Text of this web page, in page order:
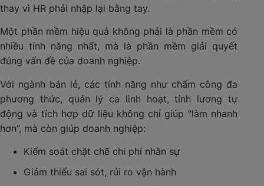
thay vì HR phải nhập lại bằng tay.
Một phần mềm hiệu quả không phải là phần mềm có
nhiều tính năng nhất, mà là phần mềm giải quyết
đúng vấn đề của doanh nghiệp.
Với ngành bán lẻ, các tính năng như chấm công đa
phương thức, quản lý ca linh hoạt, tính lương tự
động và tích hợp dữ liệu không chỉ giúp “làm nhanh
hơn”, mà còn giúp doanh nghiệp:
Kiểm soát chặt chẽ chi phí nhân sự
Giảm thiểu sai sót, rủi ro vận hành